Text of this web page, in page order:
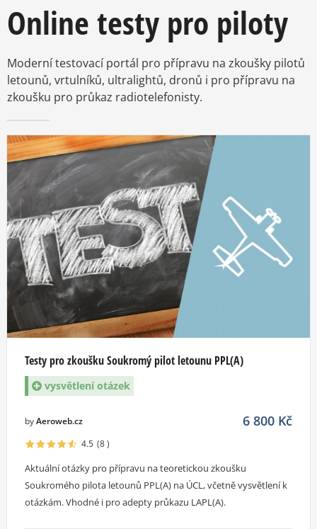
Online testy pro piloty
Moderní testovací portál pro přípravu na zkoušky pilotů
letounů, vrtulníků, ultralightů, dronů i pro přípravu na
zkoušku pro průkaz radiotelefonisty.
Testy pro zkoušku Soukromý pilot letounu PPL(A)
vysvětlení otázek
byAeroweb.cz 6 800 Kč
4.5 (8)
Aktuální otázky pro přípravu na teoretickou zkoušku
Soukromého pilota letounů PPL(A) na ÚCL, včetně vysvětlení k
otázkám. Vhodné i pro adepty průkazu LAPL(A).